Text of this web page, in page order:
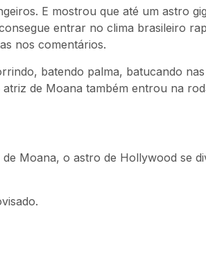
E mostrou que até um astro
entrar no clima brasileiro
nos comentários.
batendo palma, batucando
de Moana também entrou na
Moana, o astro de Hollywood se